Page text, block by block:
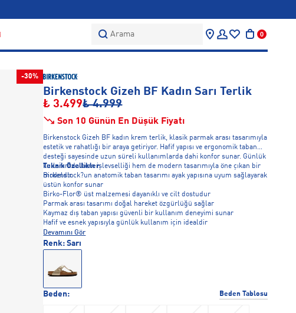
Arama 0
-30%
Birkenstock Gizeh BF Kadın Sarı Terlik
₺ 3.499₺ 4.999
Son 10 Günün En Düşük Fiyatı
Birkenstock Gizeh BF kadın krem terlik, klasik parmak arası tasarımıyla
estetik ve rahatlığı bir araya getiriyor. Hafif yapısı ve ergonomik taban
desteği sayesinde uzun süreli kullanımlarda dahi konfor sunar. Günlük
kullanımda hem işlevselliği hem de modern tasarımıyla öne çıkan bir
modeldir.
Teknik Özellikler
Birkenstock?un anatomik taban tasarımı ayak yapısına uyum sağlayarak
üstün konfor sunar
Birko-Flor® üst malzemesi dayanıklı ve cilt dostudur
Parmak arası tasarımı doğal hareket özgürlüğü sağlar
Kaymaz dış taban yapısı güvenli bir kullanım deneyimi sunar
Hafif ve esnek yapısıyla günlük kullanım için idealdir
Devamını Gör
Beden: Beden Tablosu
Renk: Sarı